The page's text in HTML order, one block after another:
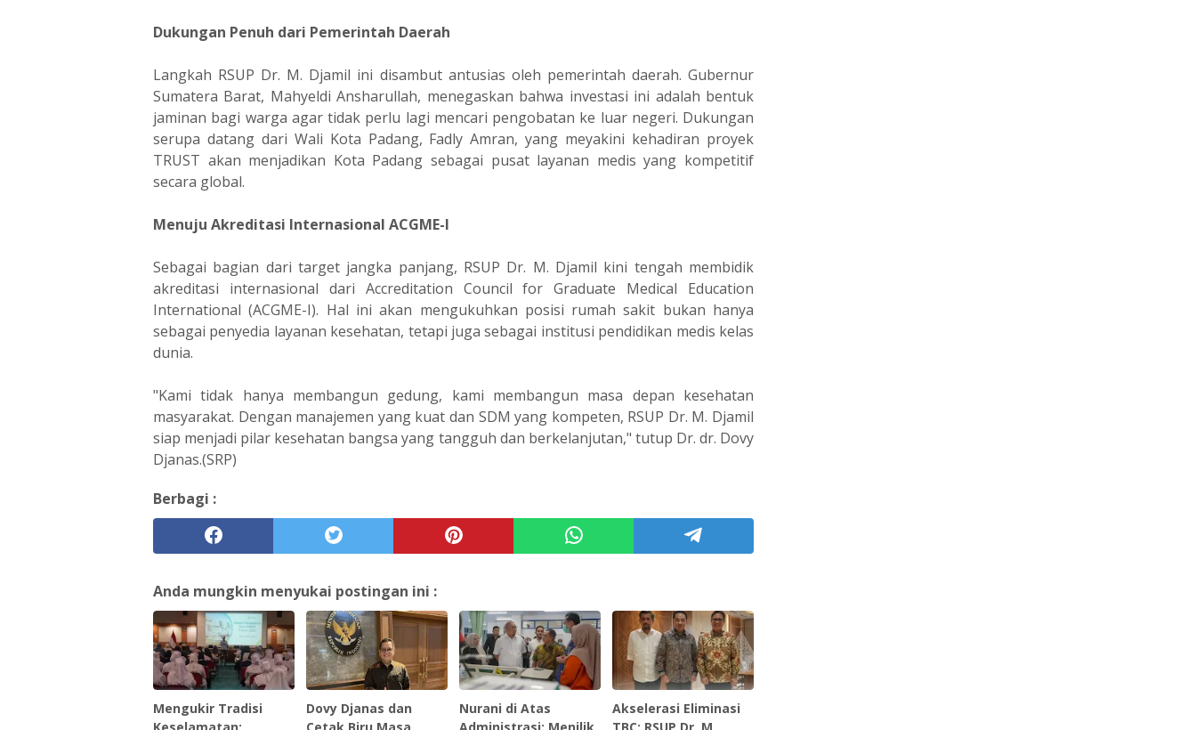
Dukungan Penuh dari Pemerintah Daerah
Langkah RSUP Dr. M. Djamil ini disambut antusias oleh pemerintah daerah. Gubernur
Sumatera Barat, Mahyeldi Ansharullah, menegaskan bahwa investasi ini adalah bentuk
jaminan bagi warga agar tidak perlu lagi mencari pengobatan ke luar negeri. Dukungan
serupa datang dari Wali Kota Padang, Fadly Amran, yang meyakini kehadiran proyek
TRUST akan menjadikan Kota Padang sebagai pusat layanan medis yang kompetitif
secara global.
Menuju Akreditasi Internasional ACGME-I
Sebagai bagian dari target jangka panjang, RSUP Dr. M. Djamil kini tengah membidik
akreditasi internasional dari Accreditation Council for Graduate Medical Education
International (ACGME-I). Hal ini akan mengukuhkan posisi rumah sakit bukan hanya
sebagai penyedia layanan kesehatan, tetapi juga sebagai institusi pendidikan medis kelas
dunia.
"Kami tidak hanya membangun gedung, kami membangun masa depan kesehatan
masyarakat. Dengan manajemen yang kuat dan SDM yang kompeten, RSUP Dr. M. Djamil
siap menjadi pilar kesehatan bangsa yang tangguh dan berkelanjutan," tutup Dr. dr. Dovy
Djanas.(SRP)
Berbagi :
Anda mungkin menyukai postingan ini :
‎Mengukir Tradisi
Dovy Djanas dan
Nurani di Atas
Akselerasi Eliminasi